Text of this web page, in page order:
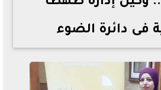
فى دائرة الضوء